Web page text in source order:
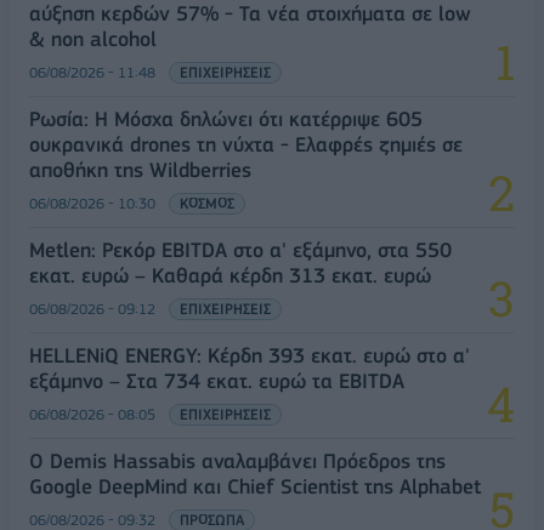
αύξηση κερδών 57% - Τα νέα στοιχήματα σε low
& non alcohol
06/08/2026 - 11:48 ΕΠΙΧΕΙΡΗΣΕΙΣ
Ρωσία: Η Μόσχα δηλώνει ότι κατέρριψε 605
ουκρανικά drones τη νύχτα - Ελαφρές ζημιές σε
αποθήκη της Wildberries
06/08/2026 - 10:30 ΚΟΣΜΟΣ
Metlen: Ρεκόρ EBITDA στο α' εξάμηνο, στα 550
εκατ. ευρώ – Καθαρά κέρδη 313 εκατ. ευρώ
06/08/2026 - 09:12 ΕΠΙΧΕΙΡΗΣΕΙΣ
HELLENiQ ENERGY: Κέρδη 393 εκατ. ευρώ στο α'
εξάμηνο – Στα 734 εκατ. ευρώ τα EBITDA
06/08/2026 - 08:05 ΕΠΙΧΕΙΡΗΣΕΙΣ
Ο Demis Hassabis αναλαμβάνει Πρόεδρος της
Google DeepMind και Chief Scientist της Alphabet
06/08/2026 - 09:32 ΠΡΟΣΩΠΑ